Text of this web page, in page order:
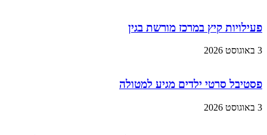
פעילויות קיץ במרכז מורשת בגין
3 באוגוסט 2026
פסטיבל סרטי ילדים מגיע למטולה
3 באוגוסט 2026